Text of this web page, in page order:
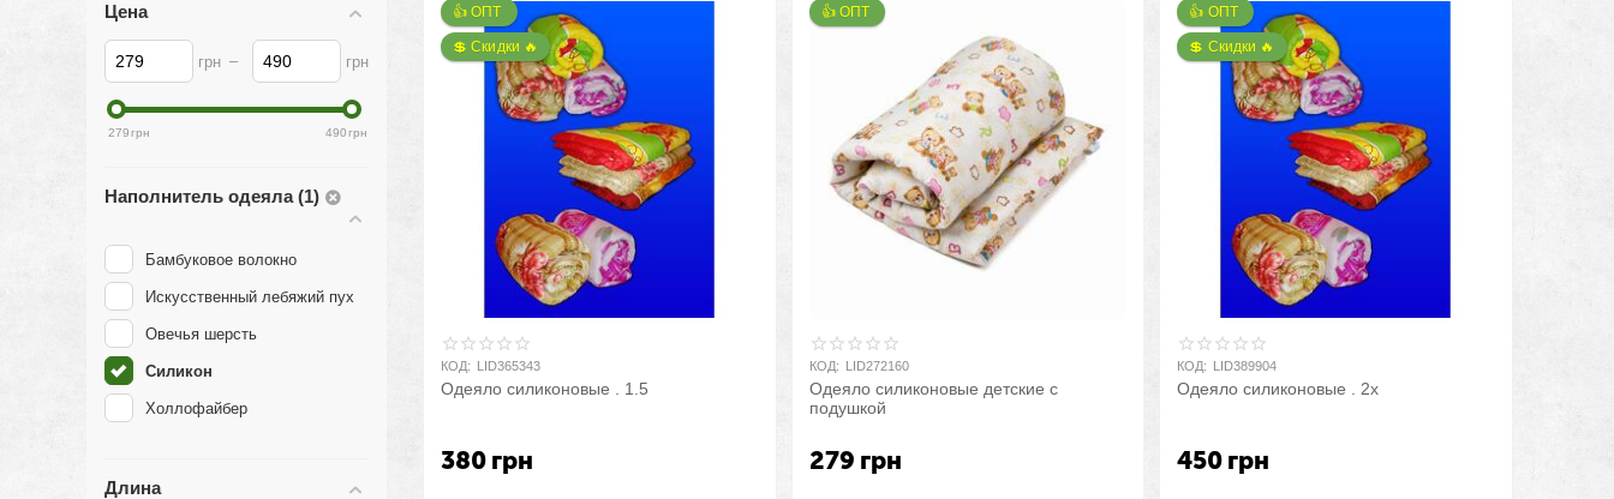
👍 ОПТ
💲 Скидки 🔥
КОД: LID365343
Одеяло силиконовые . 1.5
380 грн
👍 ОПТ
КОД: LID272160
Одеяло силиконовые детские с
подушкой
279 грн
👍 ОПТ
💲 Скидки 🔥
КОД: LID389904
Одеяло силиконовые . 2х
450 грн
Цена
грн – грн
279грн 490грн
Наполнитель одеяла (1)
Бамбуковое волокно
Искусственный лебяжий пух
Овечья шерсть
Силикон
Холлофайбер
Длина